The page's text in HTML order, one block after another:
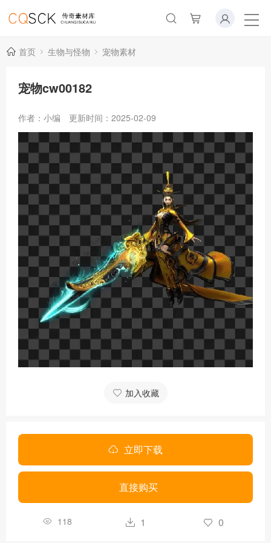
首页 生物与怪物 宠物素材
宠物cw00182
作者：小编 更新时间：2025-02-09
加入收藏
立即下载
直接购买
118 1 0